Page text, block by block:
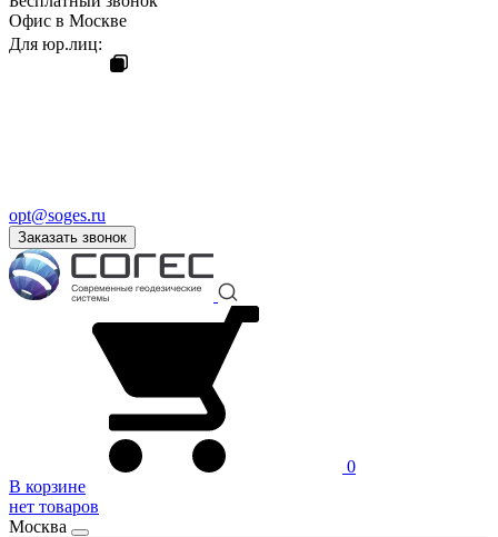
Офис в Москве
Для юр.лиц:
opt@soges.ru
Заказать звонок
0
В корзине
нет товаров
Москва